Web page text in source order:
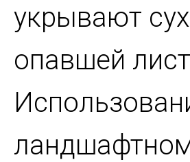
укрывают
опавшей